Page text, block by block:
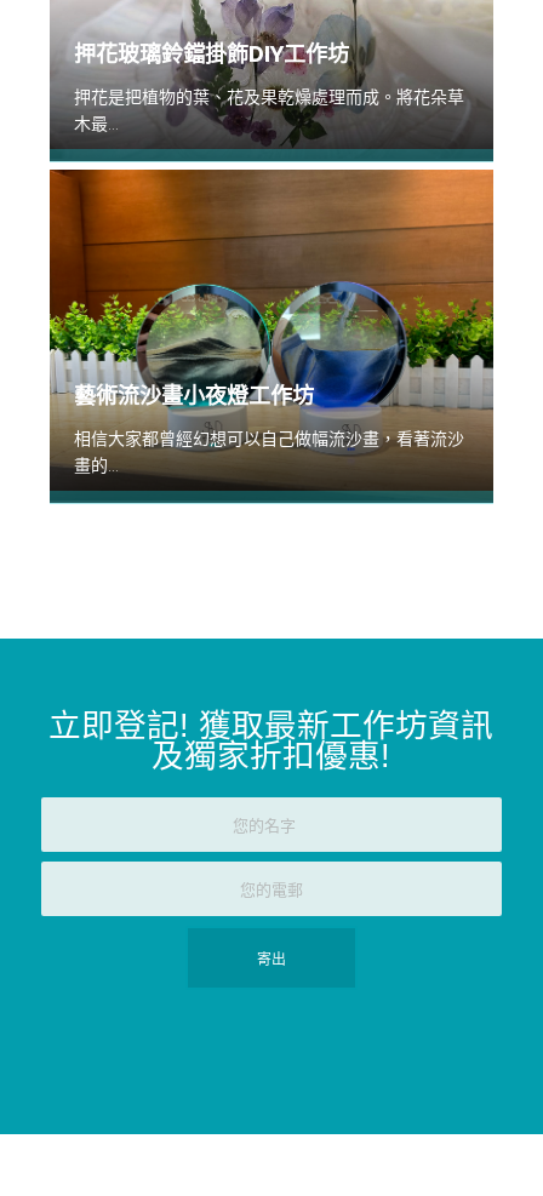
押花玻璃鈴鐺掛飾DIY工作坊
押花是把植物的葉、花及果乾燥處理而成。將花朵草
木最...
藝術流沙畫小夜燈工作坊
相信大家都曾經幻想可以自己做幅流沙畫，看著流沙
畫的...
立即登記! 獲取最新工作坊資訊
及獨家折扣優惠!